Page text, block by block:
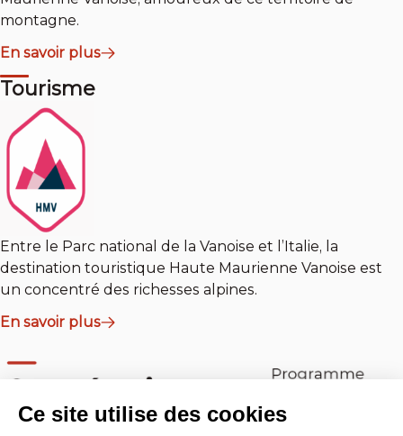
montagne.
En savoir plus
Tourisme
Entre le Parc national de la Vanoise et l’Italie, la
destination touristique Haute Maurienne Vanoise est
un concentré des richesses alpines.
En savoir plus